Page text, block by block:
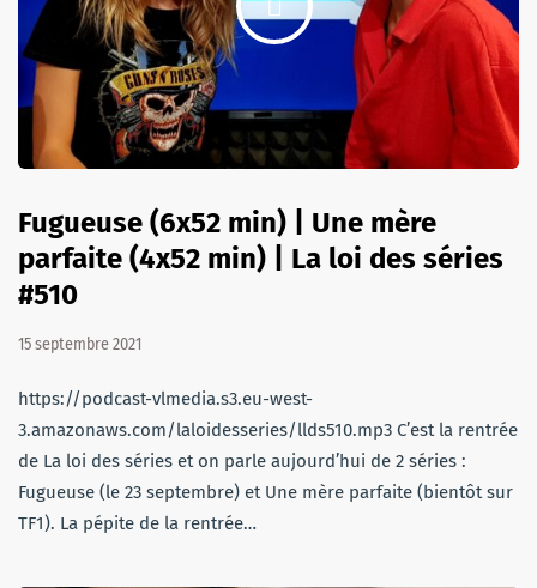
Fugueuse (6x52 min) | Une mère
parfaite (4x52 min) | La loi des séries
#510
15 septembre 2021
https://podcast-vlmedia.s3.eu-west-
3.amazonaws.com/laloidesseries/llds510.mp3 C’est la rentrée
de La loi des séries et on parle aujourd’hui de 2 séries :
Fugueuse (le 23 septembre) et Une mère parfaite (bientôt sur
TF1). La pépite de la rentrée…